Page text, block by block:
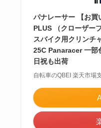
パナレーサー 【お買
PLUS （クローザー
スバイク用クリンチ
25C Panaracer 一部
日祝も出荷
自転車のQBEI 楽天市場